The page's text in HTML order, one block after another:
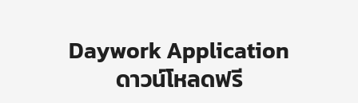
Daywork Application
ดาวน์โหลดฟรี